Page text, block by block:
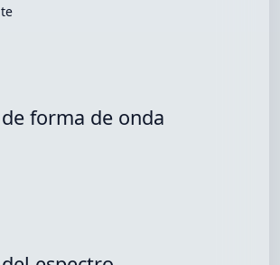
forma de onda